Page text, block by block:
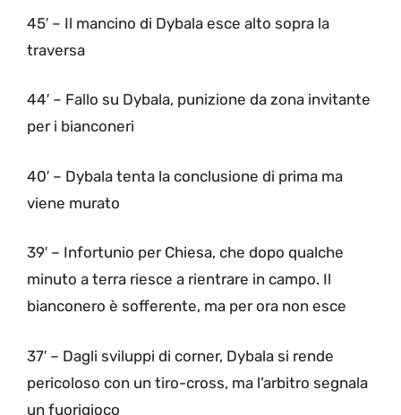
45′ – Il mancino di Dybala esce alto sopra la
traversa
44′ – Fallo su Dybala, punizione da zona invitante
per i bianconeri
40′ – Dybala tenta la conclusione di prima ma
viene murato
39′ – Infortunio per Chiesa, che dopo qualche
minuto a terra riesce a rientrare in campo. Il
bianconero è sofferente, ma per ora non esce
37′ – Dagli sviluppi di corner, Dybala si rende
pericoloso con un tiro-cross, ma l’arbitro segnala
un fuorigioco